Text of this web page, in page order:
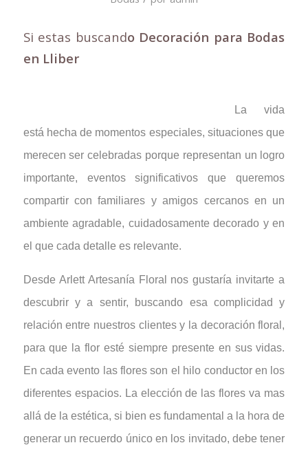
Si estas buscando Decoración para Bodas
en Lliber
La vida
está hecha de momentos especiales, situaciones que
merecen ser celebradas porque representan un logro
importante, eventos significativos que queremos
compartir con familiares y amigos cercanos en un
ambiente agradable, cuidadosamente decorado y en
el que cada detalle es relevante.
Desde Arlett Artesanía Floral nos gustaría invitarte a
descubrir y a sentir, buscando esa complicidad y
relación entre nuestros clientes y la decoración floral,
para que la flor esté siempre presente en sus vidas.
En cada evento las flores son el hilo conductor en los
diferentes espacios. La elección de las flores va mas
allá de la estética, si bien es fundamental a la hora de
generar un recuerdo único en los invitado, debe tener